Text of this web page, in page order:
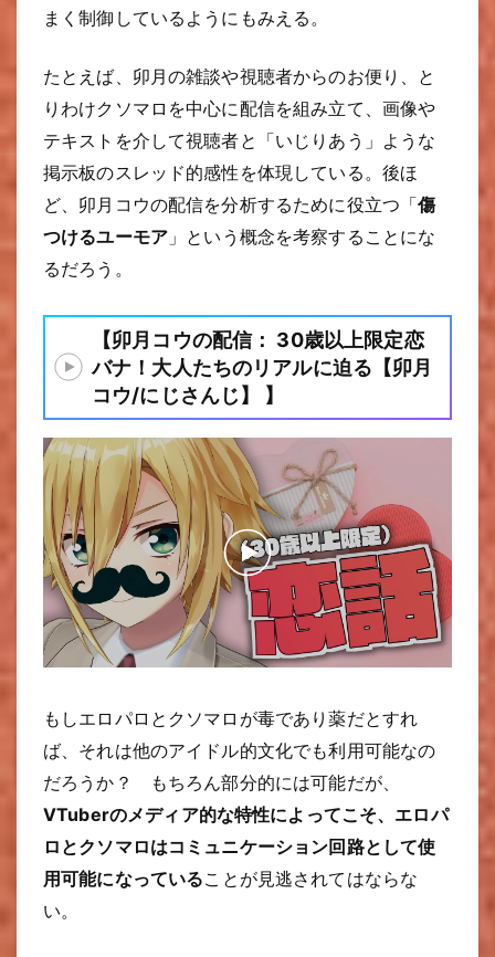
まく制御しているようにもみえる。
たとえば、卯月の雑談や視聴者からのお便り、と
りわけクソマロを中心に配信を組み立て、画像や
テキストを介して視聴者と「いじりあう」ような
掲示板のスレッド的感性を体現している。後ほ
ど、卯月コウの配信を分析するために役立つ「傷
つけるユーモア 」という概念を考察することにな
るだろう。
【卯月コウの配信： 30歳以上限定恋
バナ！大人たちのリアルに迫る【卯月
コウ/にじさんじ】 】
もしエロパロとクソマロが毒であり薬だとすれ
ば、それは他のアイドル的文化でも利用可能なの
だろうか？ もちろん部分的には可能だが、
VTuberのメディア的な特性によってこそ、エロパ
ロとクソマロはコミュニケーション回路として使
用可能になっていることが見逃されてはならな
い。